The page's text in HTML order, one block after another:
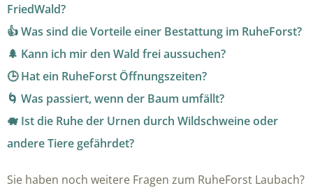
FriedWald?
👍 Was sind die Vorteile einer Bestattung im RuheForst?
🌲 Kann ich mir den Wald frei aussuchen?
🕒 Hat ein RuheForst Öffnungszeiten?
🌀 Was passiert, wenn der Baum umfällt?
🐗 Ist die Ruhe der Urnen durch Wildschweine oder
andere Tiere gefährdet?
Sie haben noch weitere Fragen zum RuheForst Laubach?